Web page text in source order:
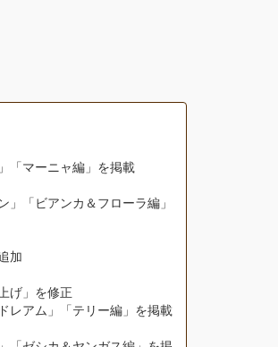
「マーニャ編」を掲載
」「ビアンカ＆フローラ編」
加
げ」を修正
レアム」「テリー編」を掲載